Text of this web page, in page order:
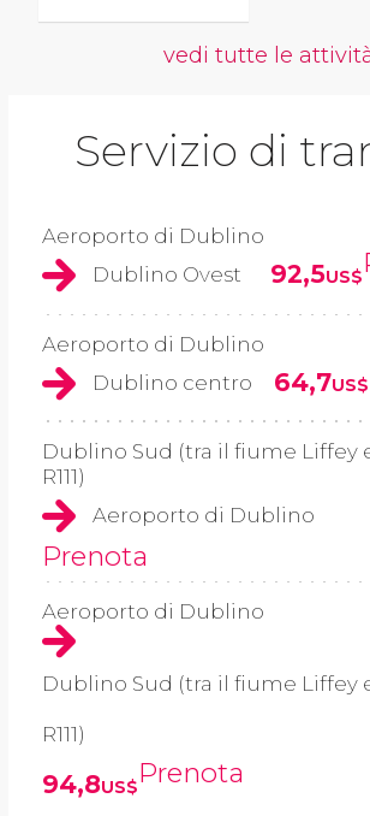
vedi tutte le
Servizio di
Aeroporto di Dublino
Dublino Ovest
92,5US$
Aeroporto di Dublino
Dublino centro
64,7US$
Dublino Sud (tra il fiume Liffey
R111)
Aeroporto di Dublino
Prenota
Aeroporto di Dublino
Dublino Sud (tra il fiume Liffey
R111)
94,8US$Prenota